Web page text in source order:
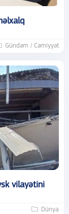
Gündəm / Cəmiyyət
vilayətini
Dünya